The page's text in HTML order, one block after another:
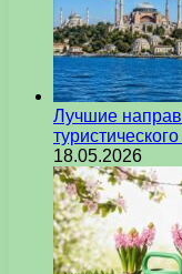
Лучшие
18.05.2026